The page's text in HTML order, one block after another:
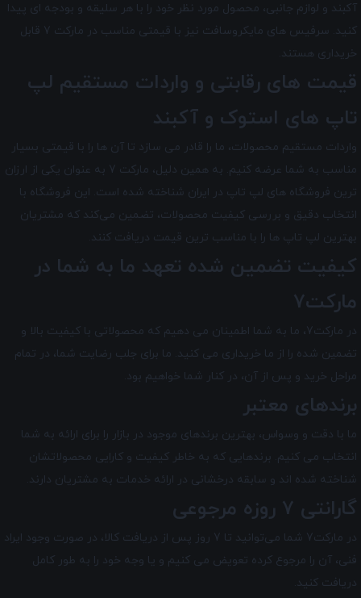
آکبند و لوازم جانبی، محصول مورد نظر خود را با هر سلیقه و بودجه ای پیدا
کنید. سرفیس های مایکروسافت نیز با قیمتی مناسب در مارکت 7 قابل
خریداری هستند.
قیمت های رقابتی و واردات مستقیم لپ
تاپ های استوک و آکبند
واردات مستقیم محصولات، ما را قادر می سازد تا آن ها را با قیمتی بسیار
مناسب به شما عرضه کنیم. به همین دلیل، مارکت 7 به عنوان یکی از ارزان
ترین فروشگاه های لپ تاپ در ایران شناخته شده است. این فروشگاه با
انتخاب دقیق و بررسی کیفیت محصولات، تضمین می‌کند که مشتریان
بهترین لپ تاپ ها را با مناسب ترین قیمت دریافت کنند.
کیفیت تضمین شده تعهد ما به شما در
مارکت7
در مارکت7 ، ما به شما اطمینان می دهیم که محصولاتی با کیفیت بالا و
تضمین شده را از ما خریداری می کنید. ما برای جلب رضایت شما، در تمام
مراحل خرید و پس از آن، در کنار شما خواهیم بود.
برندهای معتبر
ما با دقت و وسواس، بهترین برندهای موجود در بازار را برای ارائه به شما
انتخاب می کنیم. برندهایی که به خاطر کیفیت و کارایی محصولاتشان
شناخته شده اند و سابقه درخشانی در ارائه خدمات به مشتریان دارند.
گارانتی 7 روزه مرجوعی
در مارکت7 شما می‌توانید تا 7 روز پس از دریافت کالا، در صورت وجود ایراد
فنی، آن را مرجوع کرده تعویض می کنیم و یا وجه خود را به طور کامل
دریافت کنید.